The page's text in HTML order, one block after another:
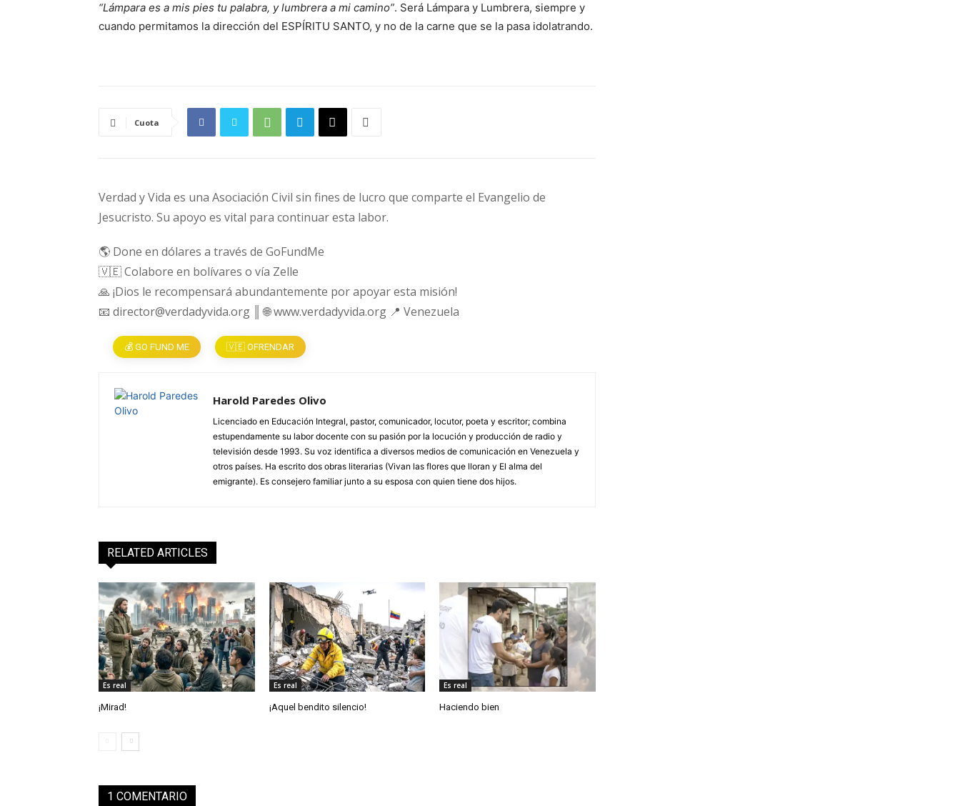
“Lámpara es a mis pies tu palabra, y lumbrera a mi camino”. Será Lámpara y Lumbrera, siempre y
cuando permitamos la dirección del ESPÍRITU SANTO, y no de la carne que se la pasa idolatrando.
Cuota
Verdad y Vida es una Asociación Civil sin fines de lucro que comparte el Evangelio de
Jesucristo. Su apoyo es vital para continuar esta labor.
🌎 Done en dólares a través de GoFundMe
🇻🇪 Colabore en bolívares o vía Zelle
🙏 ¡Dios le recompensará abundantemente por apoyar esta misión!
📧 director@verdadyvida.org ║ 🌐 www.verdadyvida.org 📍 Venezuela
💰 GO FUND ME 🇻🇪 OFRENDAR
Harold Paredes Olivo
Licenciado en Educación Integral, pastor, comunicador, locutor, poeta y escritor; combina
estupendamente su labor docente con su pasión por la locución y producción de radio y
televisión desde 1993. Su voz identifica a diversos medios de comunicación en Venezuela y
otros países. Ha escrito dos obras literarias (Vivan las flores que lloran y El alma del
emigrante). Es consejero familiar junto a su esposa con quien tiene dos hijos.
RELATED ARTICLES
Es real
¡Mirad!
Es real
¡Aquel bendito silencio!
Es real
Haciendo bien
1 COMENTARIO